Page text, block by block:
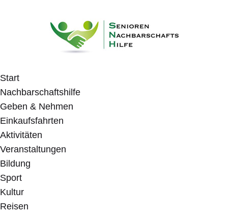
Start
Nachbarschaftshilfe
Geben & Nehmen
Einkaufsfahrten
Aktivitäten
Veranstaltungen
Bildung
Sport
Kultur
Reisen